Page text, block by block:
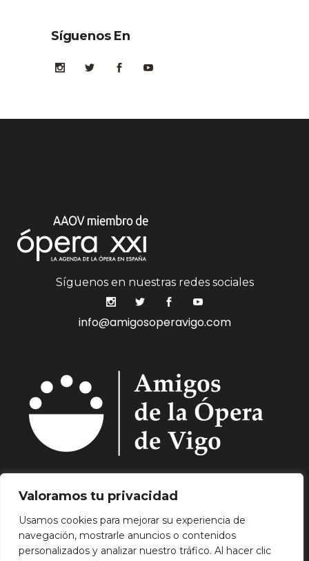
Valoramos tu privacidad
Usamos cookies para mejorar su experiencia de
navegación, mostrarle anuncios o contenidos
personalizados y analizar nuestro tráfico. Al hacer clic
Síguenos En
Síguenos en nuestras redes sociales
info@amigosoperavigo.com
Quiénes Somos. Asóciate.
Contacto.
Aviso Legal.
Política de Privacidad.
Política de